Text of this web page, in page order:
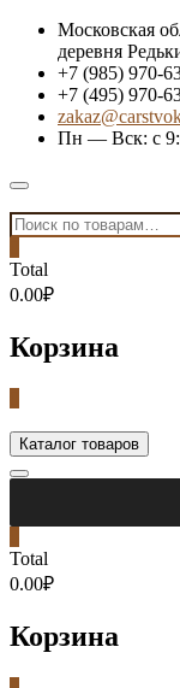
Skip
content
Московская
деревня
+7 (985) 970-
+7 (495) 970-
Пн — Вск: с
Topbar
Menu
Искать:
Total
0.00₽
Корзина
Каталог товаров
Total
0.00₽
Корзина